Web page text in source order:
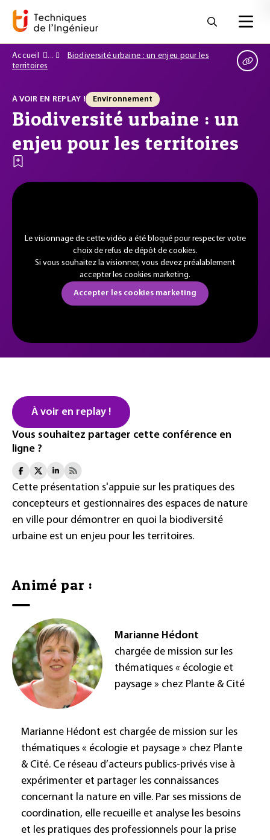
Accueil
Biodiversité urbaine : un enjeu pour les
territoires
À VOIR EN REPLAY ! Environnement
Biodiversité urbaine : un
enjeu pour les territoires
Le visionnage de cette vidéo a été bloqué pour respecter votre
choix de refus de dépôt de cookies.
Si vous souhaitez la visionner, vous devez préalablement
accepter les cookies marketing.
Accepter les cookies marketing
À voir en replay !
Vous souhaitez partager cette conférence en
ligne ?
Cette présentation s'appuie sur les pratiques des
concepteurs et gestionnaires des espaces de nature
en ville pour démontrer en quoi la biodiversité
urbaine est un enjeu pour les territoires.
Animé par :
Marianne Hédont
chargée de mission sur les
thématiques « écologie et
paysage » chez Plante & Cité
Marianne Hédont est chargée de mission sur les
thématiques « écologie et paysage » chez Plante
& Cité. Ce réseau d’acteurs publics-privés vise à
expérimenter et partager les connaissances
concernant la nature en ville. Par ses missions de
coordination, elle recueille et analyse les besoins
et les pratiques des professionnels pour la prise